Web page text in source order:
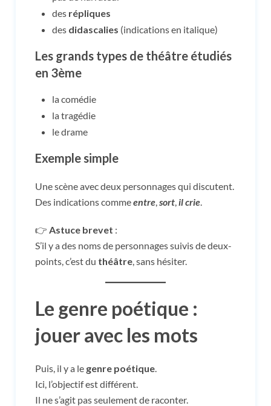
des répliques
des didascalies (indications en italique)
Les grands types de théâtre étudiés
en 3ème
la comédie
la tragédie
le drame
Exemple simple
Une scène avec deux personnages qui discutent.
Des indications commeentre sort il crie
👉 Astuce brevet :
S’il y a des noms de personnages suivis de deux-
points, c’est du théâtre , sans hésiter.
Le genre poétique :
jouer avec les mots
Puis, il y a le genre poétique
Ici, l’objectif est différent.
Il ne s’agit pas seulement de raconter.